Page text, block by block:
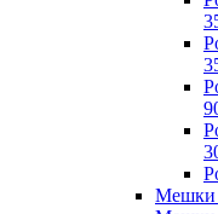
Мешки